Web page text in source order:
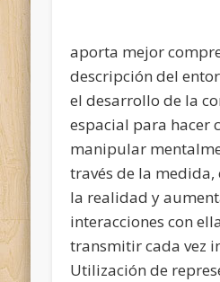
aporta mejor
descripción del
el desarrollo de la
espacial para hacer
manipular
través de la medida,
la realidad y
interacciones con
transmitir cada vez
Utilización de